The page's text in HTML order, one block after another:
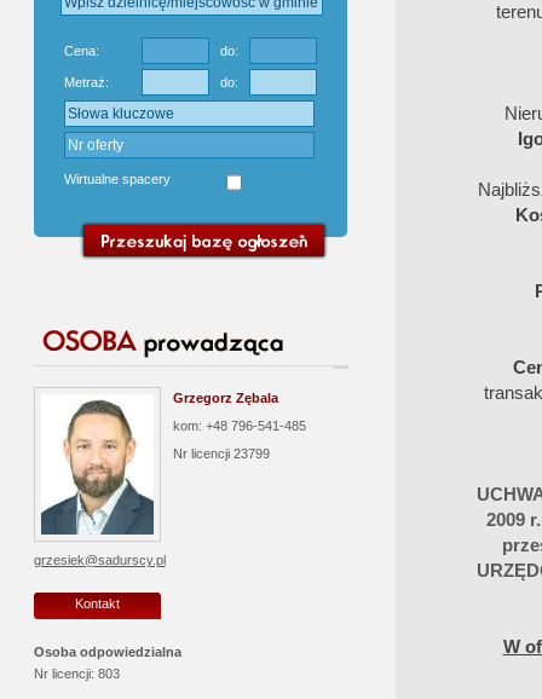
Cena: do:
Metraż: do:
Wirtualne spacery
Grzegorz Zębala
kom: +48 796-541-485
Nr licencji 23799
grzesiek@sadurscy.pl
Kontakt
Osoba odpowiedzialna
Nr licencji: 803
2009
W